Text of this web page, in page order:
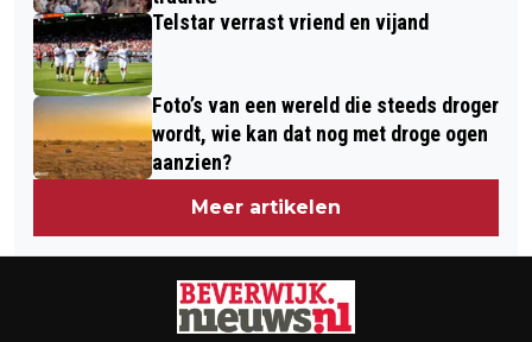
Telstar verrast vriend en vijand
Foto’s van een wereld die steeds droger
wordt, wie kan dat nog met droge ogen
aanzien?
Meer artikelen